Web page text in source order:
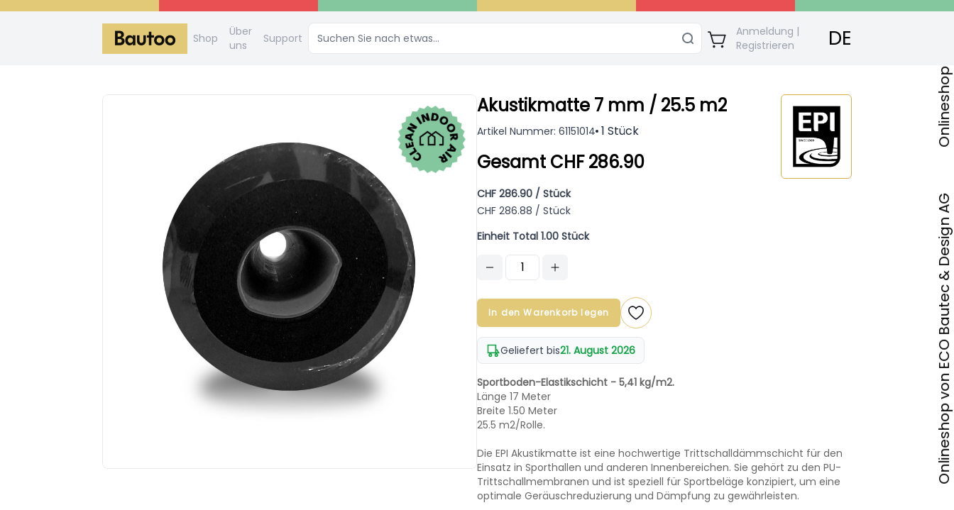
Shop
Über
uns
Support
Anmeldung |
Registrieren
DE
Akustikmatte 7 mm / 25.5 m2
Artikel Nummer: 61151014 1 Stück
Gesamt CHF 286.90
CHF 286.90 / Stück
CHF 286.88 / Stück
Einheit Total 1.00 Stück
In den Warenkorb legen
Geliefert bis21. August 2026
Sportboden-Elastikschicht - 5,41 kg/m2.
Länge 17 Meter
Breite 1.50 Meter
25.5 m2/Rolle.
Die EPI Akustikmatte ist eine hochwertige Trittschalldämmschicht für den
Einsatz in Sporthallen und anderen Innenbereichen. Sie gehört zu den PU-
Trittschallmembranen und ist speziell für Sportbeläge konzipiert, um eine
optimale Geräuschreduzierung und Dämpfung zu gewährleisten.
Onlineshop von ECO Bautec & Design AG